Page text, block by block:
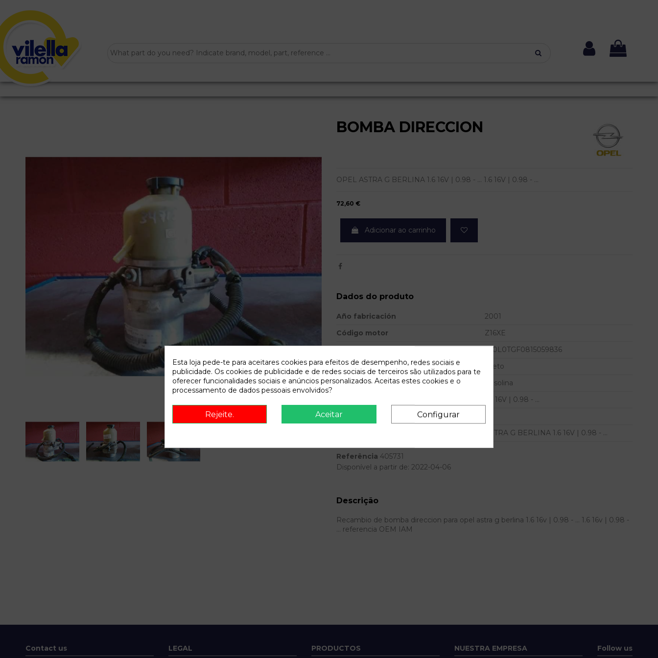
BOMBA DIRECCION
OPEL ASTRA G BERLINA 1.6 16V | 0.98 - ... 1.6 16V | 0.98 - ...
72,60 €
Adicionar ao carrinho
Dados do produto
Año fabricación
2001
Código motor
Z16XE
W0L0TGF0815059836
Cor
Preto
Combustible
Gasolina
1.6 16V | 0.98 - ...
Potencia
ASTRA G BERLINA 1.6 16V | 0.98 - ...
Referência 405731
Disponível a partir de: 2022-04-06
Descrição
Recambio de bomba direccion para opel astra g berlina 1.6 16v | 0.98 - ... 1.6 16v | 0.98 -
... referencia OEM IAM
Contact us LEGAL PRODUCTOS NUESTRA EMPRESA Follow us
Esta loja pede-te para aceitares cookies para efeitos de desempenho, redes sociais e
publicidade. Os cookies de publicidade e de redes sociais de terceiros são utilizados para te
oferecer funcionalidades sociais e anúncios personalizados. Aceitas estes cookies e o
processamento de dados pessoais envolvidos?
Rejeite. Aceitar Configurar